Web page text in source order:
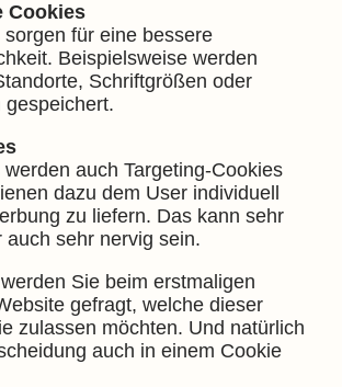
Cookies
für eine bessere
Beispielsweise werden
Schriftgrößen oder
gespeichert.
auch Targeting-Cookies
dazu dem User individuell
zu liefern. Das kann sehr
auch sehr nervig sein.
Sie beim erstmaligen
gefragt, welche dieser
zulassen möchten. Und natürlich
auch in einem Cookie